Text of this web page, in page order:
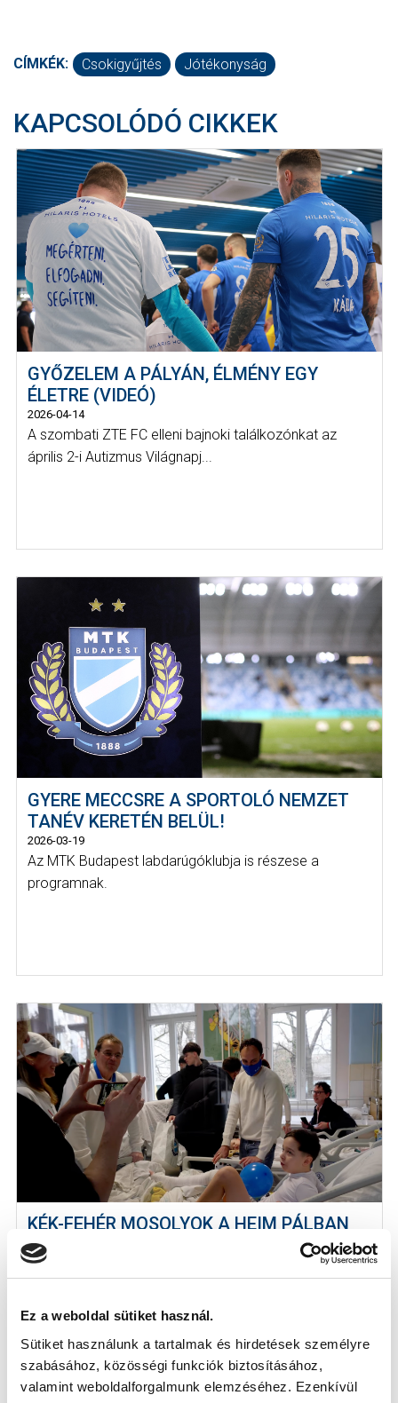
Ez a weboldal sütiket használ.
Sütiket használunk a tartalmak és hirdetések személyre
szabásához, közösségi funkciók biztosításához,
valamint weboldalforgalmunk elemzéséhez. Ezenkívül
CÍMKÉK: Csokigyűjtés Jótékonyság
KAPCSOLÓDÓ CIKKEK
GYŐZELEM A PÁLYÁN, ÉLMÉNY EGY
ÉLETRE (VIDEÓ)
2026-04-14
A szombati ZTE FC elleni bajnoki találkozónkat az
április 2-i Autizmus Világnapj...
GYERE MECCSRE A SPORTOLÓ NEMZET
TANÉV KERETÉN BELÜL!
2026-03-19
Az MTK Budapest labdarúgóklubja is részese a
programnak.
KÉK-FEHÉR MOSOLYOK A HEIM PÁLBAN
GYERMEKKÓRHÁZBAN (VIDEÓ)
2026-02-12
számukra is különleges alkalom v...